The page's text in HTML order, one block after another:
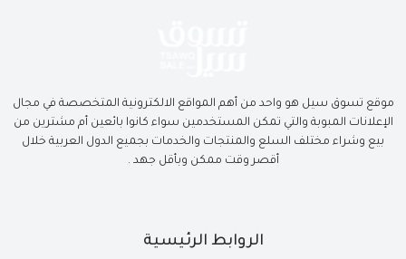
موقع تسوق سيل هو واحد من أهم المواقع الالكترونية المتخصصة في مجال
الإعلانات المبوبة والتي تمكن المستخدمين سواء كانوا بائعين أم مشترين من
بيع وشراء مختلف السلع والمنتجات والخدمات بجميع الدول العربية خلال
أقصر وقت ممكن وبأقل جهد .
الروابط الرئيسية